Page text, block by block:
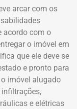
arcar com os
acordo com o
o imóvel em
que ele deve se
e pronto para
imóvel alugado
e elétricas